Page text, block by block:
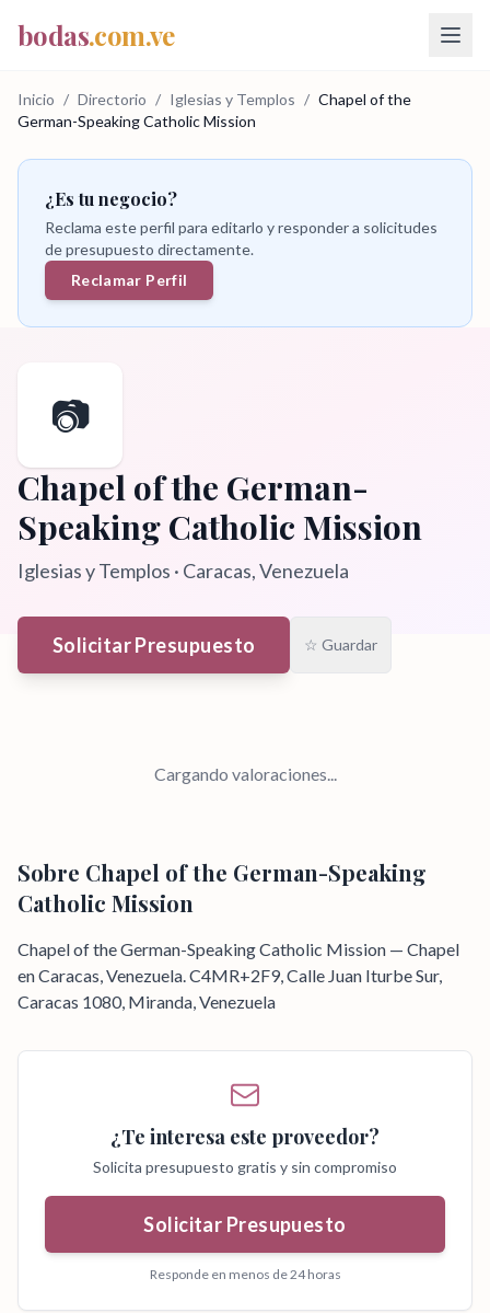
bodas.com.ve
Inicio / Directorio / Iglesias y Templos / Chapel of the
German-Speaking Catholic Mission
¿Es tu negocio?
Reclama este perfil para editarlo y responder a solicitudes
de presupuesto directamente.
Reclamar Perfil
📷
Chapel of the German-
Speaking Catholic Mission
Iglesias y Templos · Caracas, Venezuela
Solicitar Presupuesto ☆ Guardar
Cargando valoraciones...
Sobre Chapel of the German-Speaking
Catholic Mission
Chapel of the German-Speaking Catholic Mission — Chapel
en Caracas, Venezuela. C4MR+2F9, Calle Juan Iturbe Sur,
Caracas 1080, Miranda, Venezuela
¿Te interesa este proveedor?
Solicita presupuesto gratis y sin compromiso
Solicitar Presupuesto
Responde en menos de 24 horas